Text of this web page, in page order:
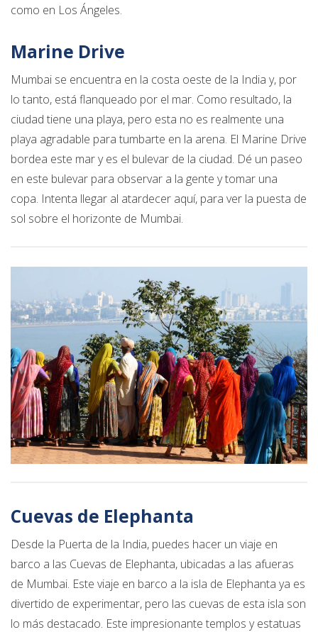
como en Los Ángeles.
Marine Drive
Mumbai se encuentra en la costa oeste de la India y, por
lo tanto, está flanqueado por el mar. Como resultado, la
ciudad tiene una playa, pero esta no es realmente una
playa agradable para tumbarte en la arena. El Marine Drive
bordea este mar y es el bulevar de la ciudad. Dé un paseo
en este bulevar para observar a la gente y tomar una
copa. Intenta llegar al atardecer aquí, para ver la puesta de
sol sobre el horizonte de Mumbai.
Cuevas de Elephanta
Desde la Puerta de la India, puedes hacer un viaje en
barco a las Cuevas de Elephanta, ubicadas a las afueras
de Mumbai. Este viaje en barco a la isla de Elephanta ya es
divertido de experimentar, pero las cuevas de esta isla son
lo más destacado. Este impresionante templos y estatuas